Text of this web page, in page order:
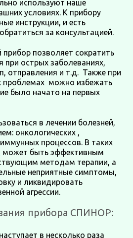
используют наше
условиях. К прибору
инструкции, и есть
за консультацией.
позволяет сократить
при острых заболеваниях,
отправления и т.д. Также при
проблемах можно избежать
было начато на первых
в лечении болезней,
онкологических ,
процессов. В таких
может быть эффективным
методам терапии, а
неприятные симптомы,
и ликвидировать
агрессии.
прибора СПИНОР:
в несколько раза